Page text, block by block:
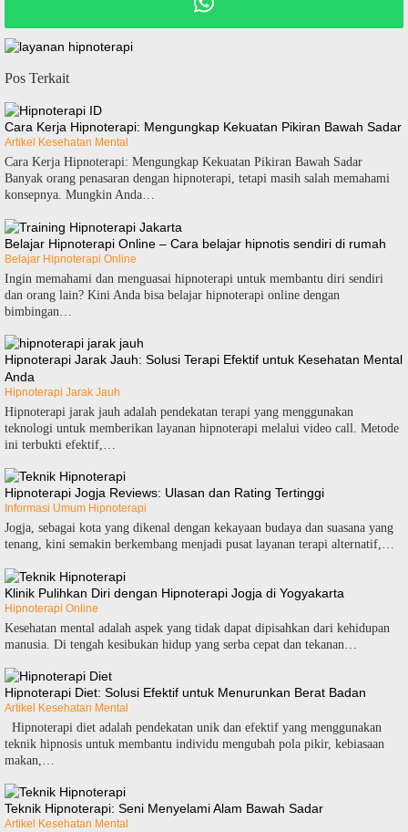
Pos Terkait
Cara Kerja Hipnoterapi: Mengungkap Kekuatan Pikiran Bawah Sadar
Artikel Kesehatan Mental
Cara Kerja Hipnoterapi: Mengungkap Kekuatan Pikiran Bawah Sadar
Banyak orang penasaran dengan hipnoterapi, tetapi masih salah memahami
konsepnya. Mungkin Anda…
Belajar Hipnoterapi Online – Cara belajar hipnotis sendiri di rumah
Belajar Hipnoterapi Online
Ingin memahami dan menguasai hipnoterapi untuk membantu diri sendiri
dan orang lain? Kini Anda bisa belajar hipnoterapi online dengan
bimbingan…
Hipnoterapi Jarak Jauh: Solusi Terapi Efektif untuk Kesehatan Mental
Anda
Hipnoterapi Jarak Jauh
Hipnoterapi jarak jauh adalah pendekatan terapi yang menggunakan
teknologi untuk memberikan layanan hipnoterapi melalui video call. Metode
ini terbukti efektif,…
Hipnoterapi Jogja Reviews: Ulasan dan Rating Tertinggi
Informasi Umum Hipnoterapi
Jogja, sebagai kota yang dikenal dengan kekayaan budaya dan suasana yang
tenang, kini semakin berkembang menjadi pusat layanan terapi alternatif,…
Klinik Pulihkan Diri dengan Hipnoterapi Jogja di Yogyakarta
Hipnoterapi Online
Kesehatan mental adalah aspek yang tidak dapat dipisahkan dari kehidupan
manusia. Di tengah kesibukan hidup yang serba cepat dan tekanan…
Hipnoterapi Diet: Solusi Efektif untuk Menurunkan Berat Badan
Artikel Kesehatan Mental
Hipnoterapi diet adalah pendekatan unik dan efektif yang menggunakan
teknik hipnosis untuk membantu individu mengubah pola pikir, kebiasaan
makan,…
Teknik Hipnoterapi: Seni Menyelami Alam Bawah Sadar
Artikel Kesehatan Mental